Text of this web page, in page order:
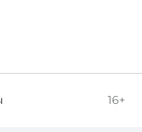
16+